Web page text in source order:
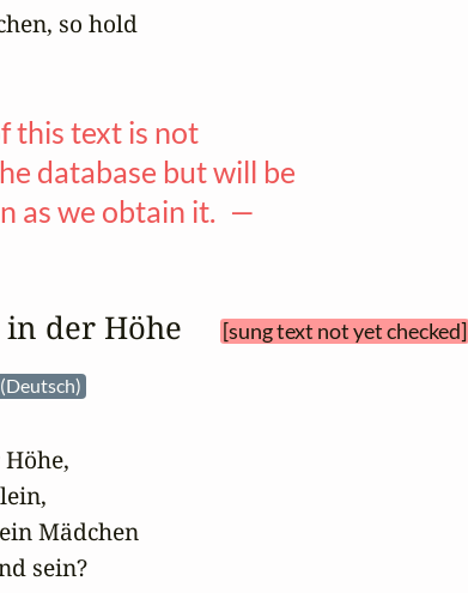
so hold
this text is not
database but will be
as we obtain it. —
der Höhe [sung text not yet checked]
Mädchen
sein?